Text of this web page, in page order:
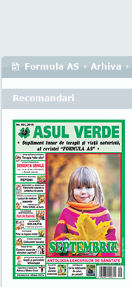
Formula AS › Arhiva ›
Recomandari